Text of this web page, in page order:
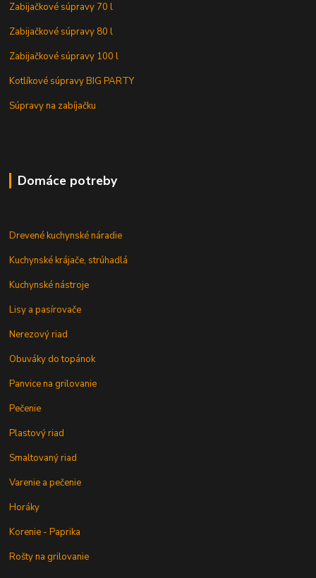
Zabijačkové súpravy 70 l
Zabijačkové súpravy 80 l
Zabijačkové súpravy 100 l
Kotlíkové súpravy BIG PARTY
Súpravy na zabíjačku
Domáce potreby
Drevené kuchynské náradie
Kuchynské krájače, strúhadlá
Kuchynské nástroje
Lisy a pasírovače
Nerezový riad
Obuváky do topánok
Panvice na grilovanie
Pečenie
Plastový riad
Smaltovaný riad
Varenie a pečenie
Horáky
Korenie - Paprika
Rošty na grilovanie